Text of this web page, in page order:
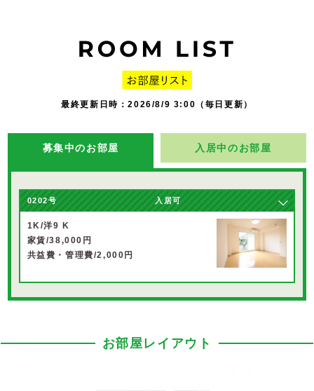
最終更新日時：2026/8/9 3:00（毎日更新）
募集中のお部屋 入居中のお部屋
0202号 入居可
1K/洋9 K
家賃/38,000円
共益費・管理費/2,000円
お部屋レイアウト